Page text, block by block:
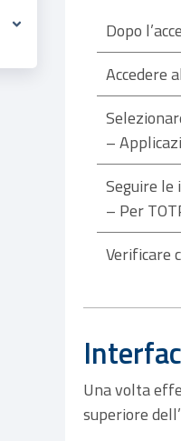
Dopo
Accedere
–
Seguire le
– Per
Verificare
Una volta
superiore